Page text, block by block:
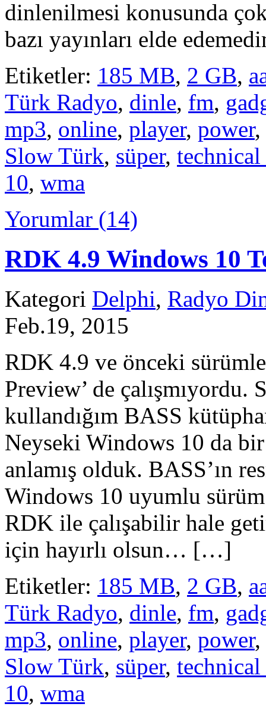
dinlenilmesi konusunda
bazı yayınları elde
Etiketler: 185 MB, 2 GB,
Türk Radyo, dinle, fm,
mp3, online, player, power,
Slow Türk, süper,
10, wma
Yorumlar (14)
RDK 4.9 Windows 10
Kategori Delphi, Radyo
Feb.19, 2015
RDK 4.9 ve önceki
Preview’ de çalışmıyordu.
kullandığım BASS
Neyseki Windows 10 da bir
anlamış olduk. BASS’ın
Windows 10 uyumlu sürüm
RDK ile çalışabilir hale
için hayırlı olsun… […]
Etiketler: 185 MB, 2 GB,
Türk Radyo, dinle, fm,
mp3, online, player, power,
Slow Türk, süper,
10, wma